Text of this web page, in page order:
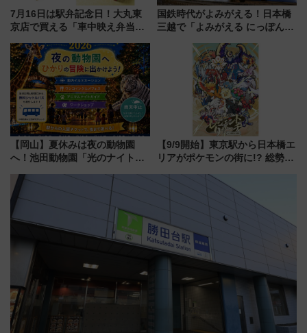
7月16日は駅弁記念日！大丸東
京店で買える「車中映え弁当」
国鉄時代がよみがえる！日本橋
三越で「よみがえる にっぽんの
敬の名作写真も、駅弁フェスも
同時開催！
【岡山】夏休みは夜の動物園
へ！池田動物園「光のナイトズ
な夜
【9/9開始】東京駅から日本橋エ
リアがポケモンの街に!? 総勢
リサーチ」本格謎解き・グッズ